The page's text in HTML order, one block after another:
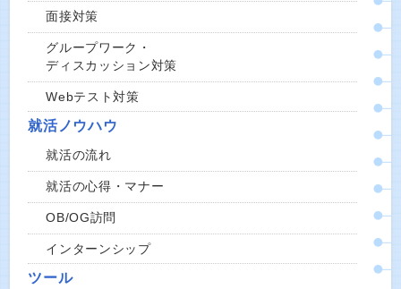
面接対策
グループワーク・
ディスカッション対策
Webテスト対策
就活ノウハウ
就活の流れ
就活の心得・マナー
OB/OG訪問
インターンシップ
ツール